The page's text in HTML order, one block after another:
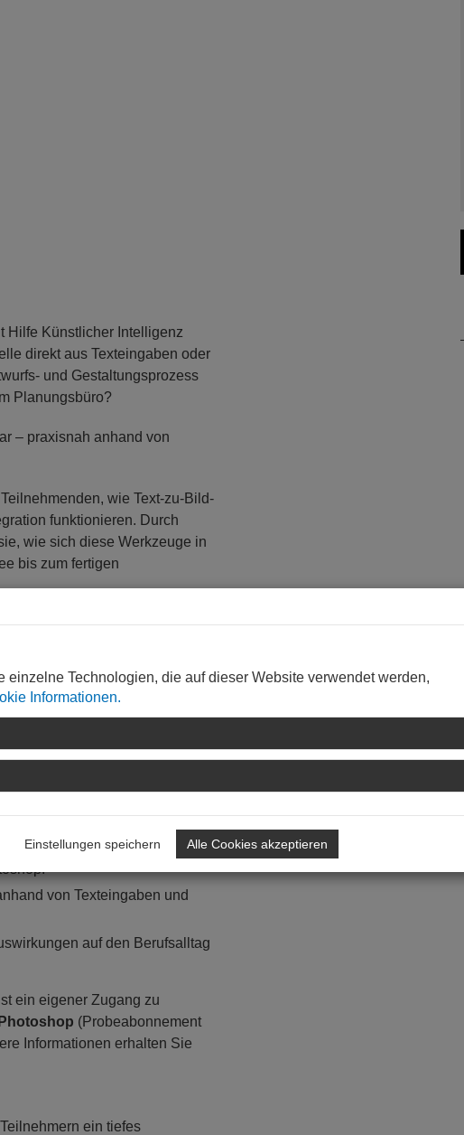
Hilfe Künstlicher Intelligenz
direkt aus Texteingaben oder
und Gestaltungsprozess
Planungsbüro?
– praxisnah anhand von
wie Text-zu-Bild-
funktionieren. Durch
wie sich diese Werkzeuge in
bis zum fertigen
und deren Bedeutung für
und Text-zu-3D-
in die Praxis der Text-zu-
stehen hierbei im
wie aus einfachen
wichtiger Teil des Seminars ist
von Texteingaben und
auf den Berufsalltag
ein eigener Zugang zu
(Probeabonnement
Informationen erhalten Sie
ein tiefes
einzelne Technologien, die auf dieser Website verwendet werden,
Informationen.
Einstellungen speichern Alle Cookies akzeptieren